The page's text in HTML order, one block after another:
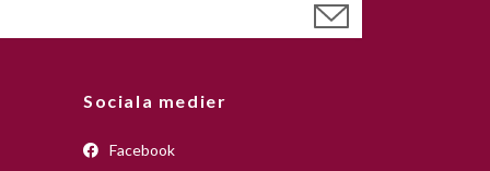
Sociala medier
Facebook